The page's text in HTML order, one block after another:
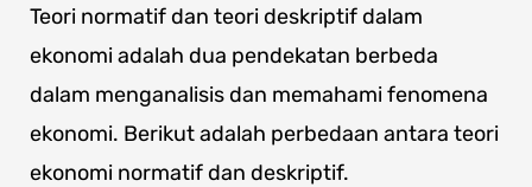
Teori normatif dan teori deskriptif dalam
ekonomi adalah dua pendekatan berbeda
dalam menganalisis dan memahami fenomena
ekonomi. Berikut adalah perbedaan antara teori
ekonomi normatif dan deskriptif.